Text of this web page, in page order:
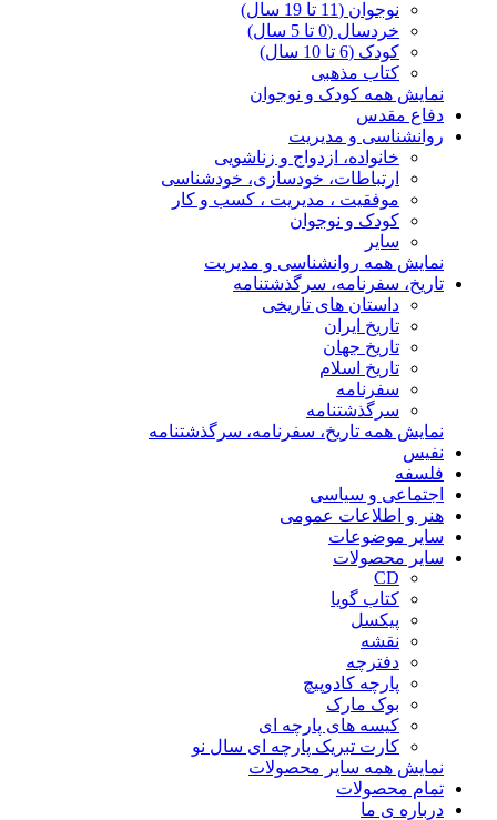
نوجوان (11 تا 19 سال)
خردسال (0 تا 5 سال)
کودک (6 تا 10 سال)
کتاب مذهبی
نمایش همه کودک و نوجوان
دفاع مقدس
روانشناسی و مدیریت
خانواده، ازدواج و زناشویی
ارتباطات، خودسازی، خودشناسی
موفقیت ، مدیریت ، کسب و کار
کودک و نوجوان
سایر
نمایش همه روانشناسی و مدیریت
تاریخ، سفرنامه، سرگذشتنامه
داستان های تاریخی
تاریخ ایران
تاریخ جهان
تاریخ اسلام
سفرنامه
سرگذشتنامه
نمایش همه تاریخ، سفرنامه، سرگذشتنامه
نفیس
فلسفه
اجتماعی و سیاسی
هنر و اطلاعات عمومی
سایر موضوعات
سایر محصولات
CD
کتاب گویا
پیکسل
نقشه
دفترچه
پارچه کادوپیچ
بوک مارک
کیسه های پارچه ای
کارت تبریک پارچه ای سال نو
نمایش همه سایر محصولات
تمام محصولات
درباره ی ما